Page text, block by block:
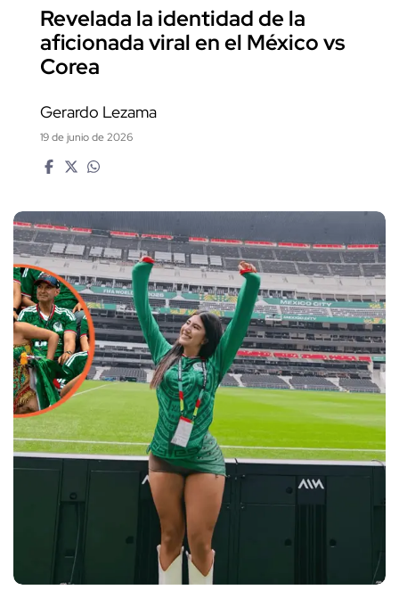
Revelada la identidad de la
aficionada viral en el México vs
Corea
Gerardo Lezama
19 de junio de 2026